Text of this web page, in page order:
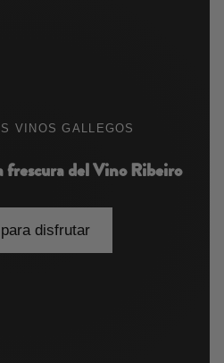
VINOS GALLEGOS
frescura del Vino Ribeiro
disfrutar